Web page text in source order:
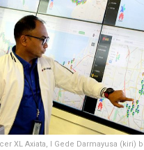
XL Axiata, I Gede Darmayusa (kiri)